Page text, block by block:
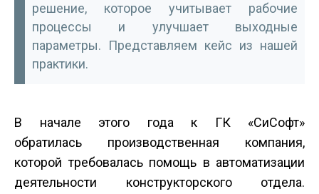
решение, которое учитывает рабочие
процессы и улучшает выходные
параметры. Представляем кейс из нашей
практики.
В начале этого года к ГК «СиСофт»
обратилась производственная компания,
которой требовалась помощь в автоматизации
деятельности конструкторского отдела.